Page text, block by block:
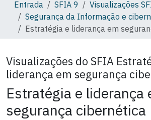
Entrada SFIA 9
Visualizações
Segurança da Informação e
Estratégia e liderança em
Visualizações do SFIA
liderança em segurança
Estratégia e liderança
segurança cibernética